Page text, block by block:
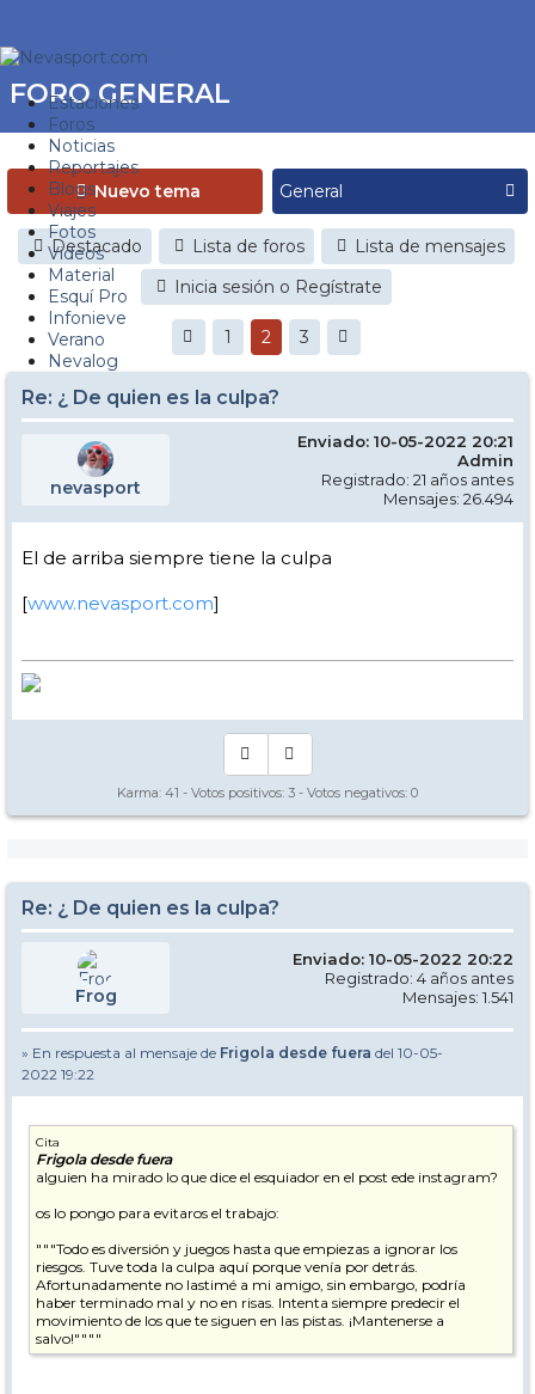
Estaciones
Foros
Noticias
Reportajes
Blogs
Viajes
Fotos
Videos
Material
Esquí Pro
Infonieve
Verano
Nevalog
FORO GENERAL
Nuevo tema
Destacado Lista de foros
Lista de mensajes
Inicia sesión o Regístrate
1 2 3
Re: ¿ De quien es la culpa?
nevasport
Enviado: 10-05-2022 20:21
Admin
Registrado: 21 años antes
Mensajes: 26.494
El de arriba siempre tiene la culpa
[www.nevasport.com]
Karma: 41 - Votos positivos: 3 - Votos negativos: 0
Re: ¿ De quien es la culpa?
Frog
Enviado: 10-05-2022 20:22
Registrado: 4 años antes
Mensajes: 1.541
» En respuesta al mensaje de Frigola desde fuera del 10-05-
2022 19:22
Cita
Frigola desde fuera
alguien ha mirado lo que dice el esquiador en el post ede instagram?
os lo pongo para evitaros el trabajo:
"""Todo es diversión y juegos hasta que empiezas a ignorar los
riesgos. Tuve toda la culpa aquí porque venía por detrás.
Afortunadamente no lastimé a mi amigo, sin embargo, podría
haber terminado mal y no en risas. Intenta siempre predecir el
movimiento de los que te siguen en las pistas. ¡Mantenerse a
salvo!""""